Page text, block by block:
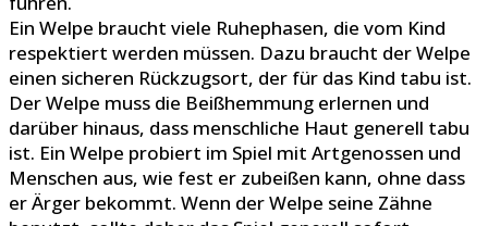
Ein Welpe braucht viele Ruhephasen, die vom Kind
respektiert werden müssen. Dazu braucht der Welpe
einen sicheren Rückzugsort, der für das Kind tabu ist.
Der Welpe muss die Beißhemmung erlernen und
darüber hinaus, dass menschliche Haut generell tabu
ist. Ein Welpe probiert im Spiel mit Artgenossen und
Menschen aus, wie fest er zubeißen kann, ohne dass
er Ärger bekommt. Wenn der Welpe seine Zähne